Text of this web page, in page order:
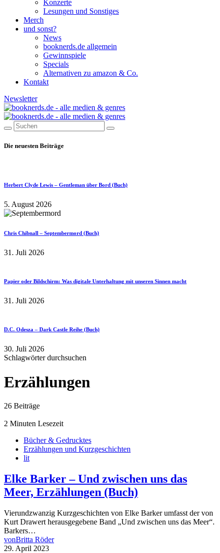
Konzerte
Lesungen und Sonstiges
Merch
und sonst?
News
booknerds.de allgemein
Gewinnspiele
Specials
Alternativen zu amazon & Co.
Kontakt
Newsletter
Die neuesten Beiträge
Herbert Clyde Lewis – Gentleman über Bord (Buch)
5. August 2026
Chris Chibnall – Septembermord (Buch)
31. Juli 2026
Papier oder Bildschirm: Was digitale Unterhaltung mit unseren Sinnen macht
31. Juli 2026
D.C. Odesza – Dark Castle Reihe (Buch)
30. Juli 2026
Schlagwörter durchsuchen
Erzählungen
26 Beiträge
2 Minuten Lesezeit
Bücher & Gedrucktes
Erzählungen und Kurzgeschichten
lit
Elke Barker – Und zwischen uns das
Meer, Erzählungen (Buch)
Vierundzwanzig Kurzgeschichten von Elke Barker umfasst der von
Kurt Drawert herausgegebene Band „Und zwischen uns das Meer“.
Barkers…
vonBritta Röder
29. April 2023